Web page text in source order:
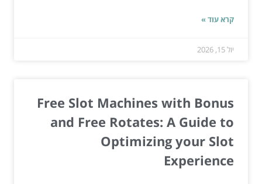
קרא עוד »
יול 15, 2026
Free Slot Machines with Bonus
and Free Rotates: A Guide to
Optimizing your Slot
Experience